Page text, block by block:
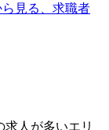
見る、求職者
人が多いエリ